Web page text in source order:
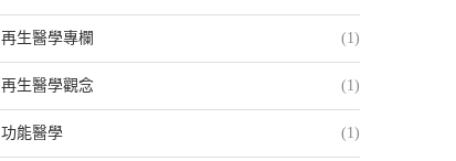
再生醫學專欄 (1)
再生醫學觀念 (1)
功能醫學 (1)